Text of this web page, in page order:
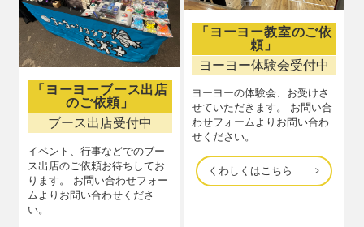
「ヨーヨーブース出店
のご依頼」
ブース出店受付中
イベント、行事などでのブー
ス出店のご依頼お待ちしてお
ります。 お問い合わせフォー
ムよりお問い合わせくださ
い。
「ヨーヨー教室のご依
頼」
ヨーヨー体験会受付中
ヨーヨーの体験会、お受けさ
せていただきます。 お問い合
わせフォームよりお問い合わ
せください。
くわしくはこちら